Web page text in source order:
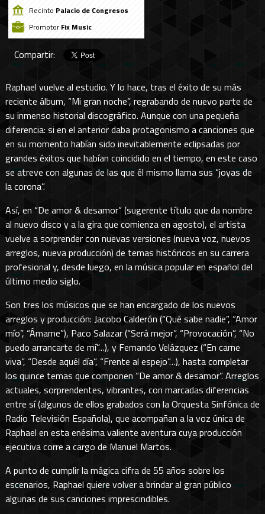
Recinto Palacio de Congresos
PromotorFix Music
Compartir:
Raphael vuelve al estudio. Y lo hace, tras el éxito de su más
reciente álbum, “Mi gran noche”, regrabando de nuevo parte de
su inmenso historial discográfico. Aunque con una pequeña
diferencia: si en el anterior daba protagonismo a canciones que
en su momento habían sido inevitablemente eclipsadas por
grandes éxitos que habían coincidido en el tiempo, en este caso
se atreve con algunas de las que él mismo llama sus “joyas de
la corona”.
Así, en “De amor & desamor” (sugerente título que da nombre
al nuevo disco y a la gira que comienza en agosto), el artista
vuelve a sorprender con nuevas versiones (nueva voz, nuevos
arreglos, nueva producción) de temas históricos en su carrera
profesional y, desde luego, en la música popular en español del
último medio siglo.
Son tres los músicos que se han encargado de los nuevos
arreglos y producción: Jacobo Calderón (“Qué sabe nadie”, “Amor
mío”, “Ámame”), Paco Salazar (“Será mejor”, “Provocación”, “No
puedo arrancarte de mí”…), y Fernando Velázquez (“En carne
viva”, “Desde aquél día”, “Frente al espejo”…), hasta completar
los quince temas que componen “De amor & desamor”. Arreglos
actuales, sorprendentes, vibrantes, con marcadas diferencias
entre sí (algunos de ellos grabados con la Orquesta Sinfónica de
Radio Televisión Española), que acompañan a la voz única de
Raphael en esta enésima valiente aventura cuya producción
ejecutiva corre a cargo de Manuel Martos.
A punto de cumplir la mágica cifra de 55 años sobre los
escenarios, Raphael quiere volver a brindar al gran público
algunas de sus canciones imprescindibles.